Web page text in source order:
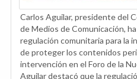
Carlos Aguilar, presidente del
de Medios de Comunicación,
regulación comunitaria para la
de proteger los contenidos
intervención en el Foro de la
Aguilar destacó que la